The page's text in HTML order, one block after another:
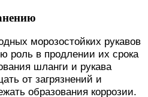
морозостойких рукавов
роль в продлении их срока
шланги и рукава
от загрязнений и
образования коррозии.